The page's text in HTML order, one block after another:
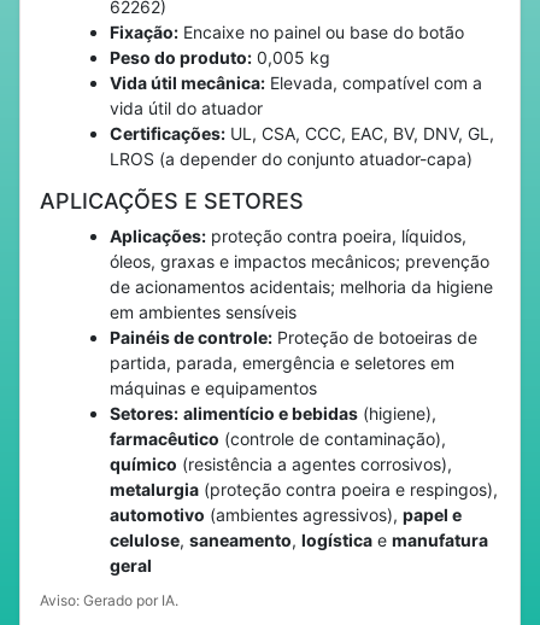
62262)
Fixação: Encaixe no painel ou base do botão
Peso do produto: 0,005 kg
Vida útil mecânica: Elevada, compatível com a
vida útil do atuador
Certificações: UL, CSA, CCC, EAC, BV, DNV, GL,
LROS (a depender do conjunto atuador-capa)
APLICAÇÕES E SETORES
Aplicações: proteção contra poeira, líquidos,
óleos, graxas e impactos mecânicos; prevenção
de acionamentos acidentais; melhoria da higiene
em ambientes sensíveis
Painéis de controle: Proteção de botoeiras de
partida, parada, emergência e seletores em
máquinas e equipamentos
Setores: alimentício e bebidas (higiene),
farmacêutico (controle de contaminação),
químico (resistência a agentes corrosivos),
metalurgia (proteção contra poeira e respingos),
automotivo (ambientes agressivos), papel e
celulose, saneamento, logística e manufatura
geral
Aviso: Gerado por IA.